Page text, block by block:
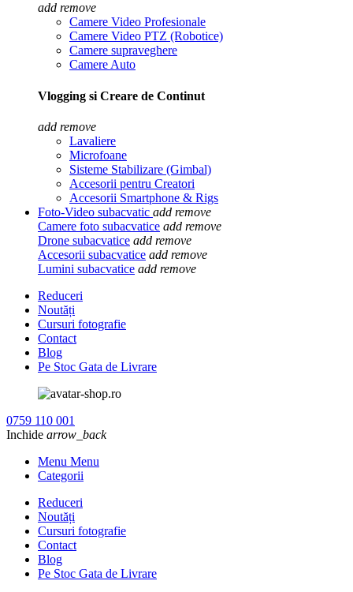
add remove
Camere Video Profesionale
Camere Video PTZ (Robotice)
Camere supraveghere
Camere Auto
Vlogging si Creare de Continut
add remove
Lavaliere
Microfoane
Sisteme Stabilizare (Gimbal)
Accesorii pentru Creatori
Accesorii Smartphone & Rigs
Foto-Video subacvatic add remove
Camere foto subacvatice add remove
Drone subacvatice add remove
Accesorii subacvatice add remove
Lumini subacvatice add remove
Reduceri
Noutăți
Cursuri fotografie
Contact
Blog
Pe Stoc Gata de Livrare
0759 110 001
Inchide arrow_back
Menu Menu
Categorii
Reduceri
Noutăți
Cursuri fotografie
Contact
Blog
Pe Stoc Gata de Livrare